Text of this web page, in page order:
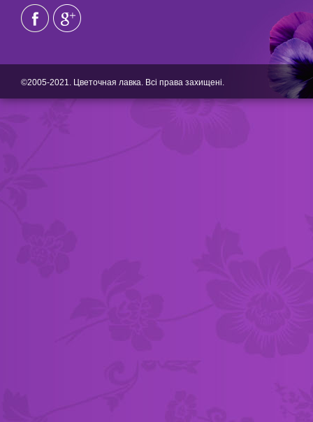
©2005-2021. Цветочная лавка. Всі права захищені.